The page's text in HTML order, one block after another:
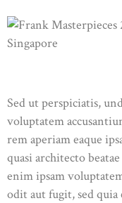
Sed ut perspiciatis,
voluptatem
rem aperiam eaque
quasi architecto
enim ipsam
odit aut fugit, sed